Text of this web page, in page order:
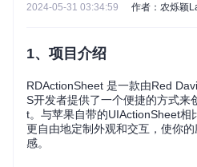
2024-05-31 03:34:59 作者：农烁颖
1、项目介绍
RDActionSheet 是一款由Red
S开发者提供了一个便捷的方式来
t。与苹果自带的UIActionSheet相
更自由地定制外观和交互，使你
感。